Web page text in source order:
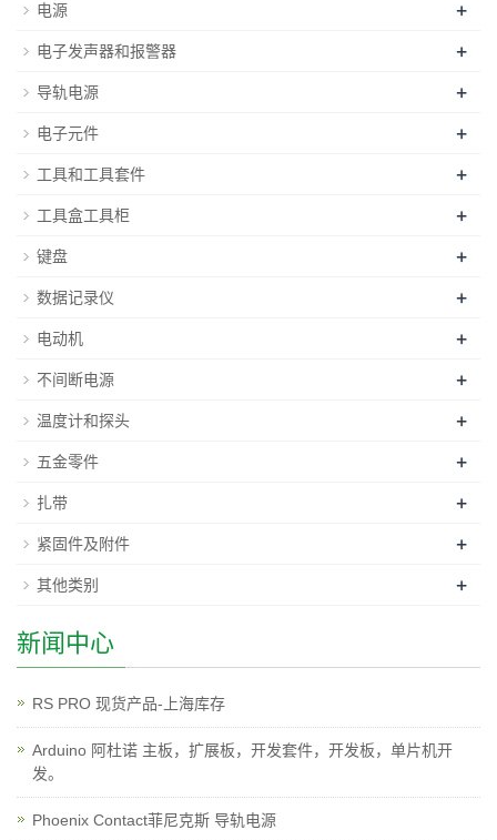
电源 +
电子发声器和报警器 +
导轨电源 +
电子元件 +
工具和工具套件 +
工具盒工具柜 +
键盘 +
数据记录仪 +
电动机 +
不间断电源 +
温度计和探头 +
五金零件 +
扎带 +
紧固件及附件 +
其他类别 +
新闻中心
RS PRO 现货产品-上海库存
Arduino 阿杜诺 主板，扩展板，开发套件，开发板，单片机开
发。
Phoenix Contact菲尼克斯 导轨电源